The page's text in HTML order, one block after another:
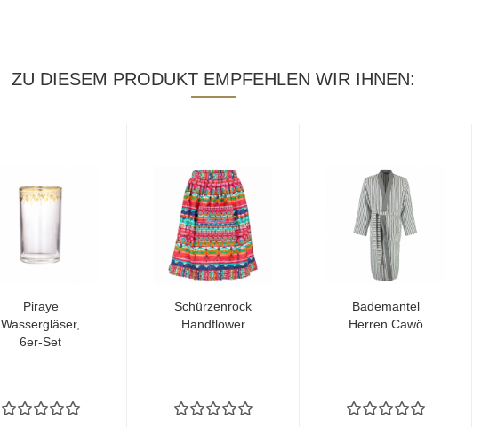
ZU DIESEM PRODUKT EMPFEHLEN WIR IHNEN:
Piraye
Wassergläser,
6er-Set
Schürzenrock
Handflower
Bademantel
Herren Cawö